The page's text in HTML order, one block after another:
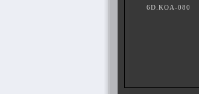
6D.KOA-080